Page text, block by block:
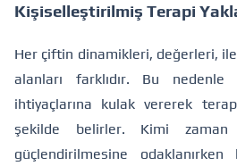
Kişiselleştirilmiş Terapi
Her çiftin dinamikleri, değerleri,
alanları farklıdır. Bu
ihtiyaçlarına kulak vererek
şekilde belirler. Kimi zaman
güçlendirilmesine